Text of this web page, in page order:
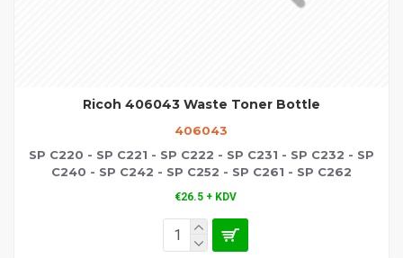
406043
SP C220 - SP C221 - SP C222 - SP C231 - SP C232 - SP
C240 - SP C242 - SP C252 - SP C261 - SP C262
Ricoh 406043 Waste Toner Bottle
€26.5 + KDV